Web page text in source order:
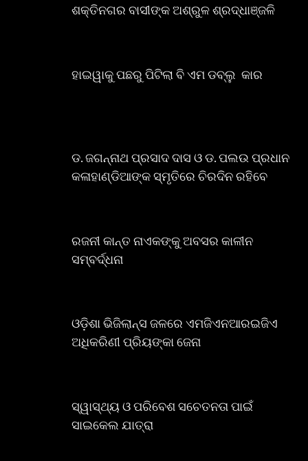
ଶକ୍ତିନଗର ବାସୀଙ୍କ ଅଶ୍ରୁଳ ଶ୍ରଦ୍ଧାଞ୍ଜଳି
ହାଇୱାକୁ ପଛରୁ ପିଟିଲା ବି ଏମ ଡବ୍ଲୁ କାର
ଡ. ଜଗନ୍ନାଥ ପ୍ରସାଦ ଦାସ ଓ ଡ. ପଲଉ ପ୍ରଧାନ
କଳାହାଣ୍ଡିଆଙ୍କ ସ୍ମୃତିରେ ଚିରଦିନ ରହିବେ
ରଜନୀ କାନ୍ତ ନାଏକଙ୍କୁ ଅବସର କାଳୀନ
ସମ୍ବର୍ଦ୍ଧନା
ଓଡ଼ିଶା ଭିଜିଲାନ୍ସ ଜଳରେ ଏମଜିଏନଆରଇଜିଏ
ଅଧିକରିଣୀ ପ୍ରିୟଙ୍କା ଜେନା
ସ୍ୱାସ୍ଥ୍ୟ ଓ ପରିବେଶ ସଚେତନତା ପାଇଁ
ସାଇକେଲ ଯାତ୍ରା